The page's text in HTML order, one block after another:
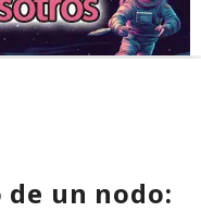
un nodo: